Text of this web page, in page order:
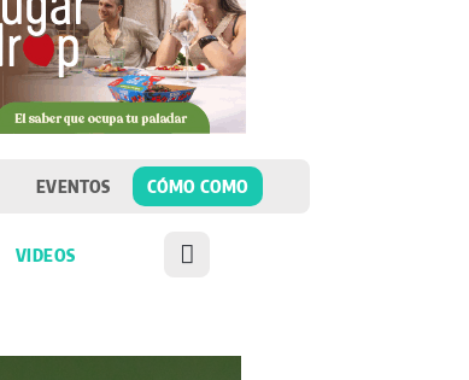
EVENTOS CÓMO COMO
VIDEOS